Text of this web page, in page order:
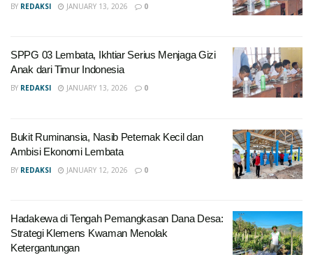
BY REDAKSI JANUARY 13, 2026 0
SPPG 03 Lembata, Ikhtiar Serius Menjaga Gizi
Anak dari Timur Indonesia
BY REDAKSI JANUARY 13, 2026 0
Bukit Ruminansia, Nasib Peternak Kecil dan
Ambisi Ekonomi Lembata
BY REDAKSI JANUARY 12, 2026 0
Hadakewa di Tengah Pemangkasan Dana Desa:
Strategi Klemens Kwaman Menolak
Ketergantungan